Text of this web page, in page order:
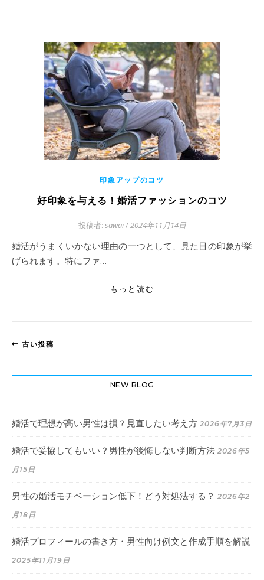
印象アップのコツ
好印象を与える！婚活ファッションのコツ
投稿者: sawai/2024年11月14日
婚活がうまくいかない理由の一つとして、見た目の印象が挙
げられます。特にファ…
もっと読む
古い投稿
NEW BLOG
婚活で理想が高い男性は損？見直したい考え方 2026年7月3日
婚活で妥協してもいい？男性が後悔しない判断方法 2026年5
月15日
男性の婚活モチベーション低下！どう対処法する？ 2026年2
月18日
婚活プロフィールの書き方・男性向け例文と作成手順を解説
2025年11月19日